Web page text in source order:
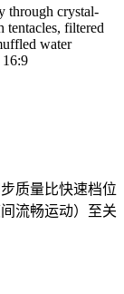
through crystal-
filtered
water
16:9
质量比快速档位
流畅运动）至关